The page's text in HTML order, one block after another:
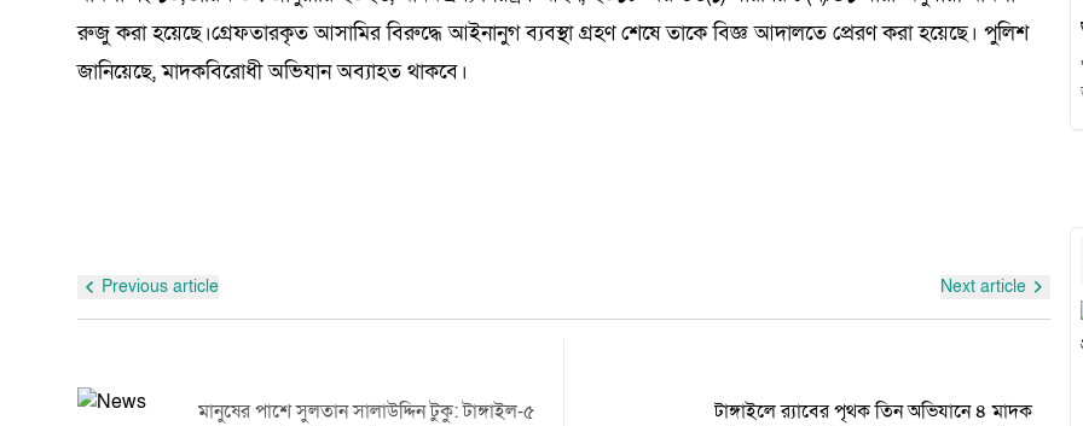
রুজু করা হয়েছে।গ্রেফতারকৃত আসামির বিরুদ্ধে আইনানুগ ব্যবস্থা গ্রহণ শেষে তাকে বিজ্ঞ আদালতে প্রেরণ করা হয়েছে। পুলিশ
জানিয়েছে, মাদকবিরোধী অভিযান অব্যাহত থাকবে।
Previous article Next article
মানুষের পাশে সুলতান সালাউদ্দিন টুকু: টাঙ্গাইল-৫
টাঙ্গাইলে র‌্যাবের পৃথক তিন অভিযানে ৪ মাদক